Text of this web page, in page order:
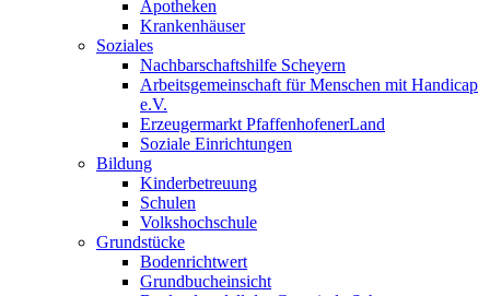
Apotheken
Krankenhäuser
Soziales
Nachbarschaftshilfe Scheyern
Arbeitsgemeinschaft für Menschen mit Handicap
e.V.
Erzeugermarkt PfaffenhofenerLand
Soziale Einrichtungen
Bildung
Kinderbetreuung
Schulen
Volkshochschule
Grundstücke
Bodenrichtwert
Grundbucheinsicht